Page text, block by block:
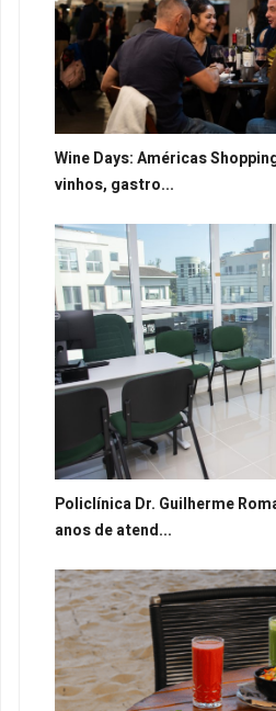
Wine Days: Américas
vinhos, gastro...
Policlínica Dr. Guilherme
anos de atend...